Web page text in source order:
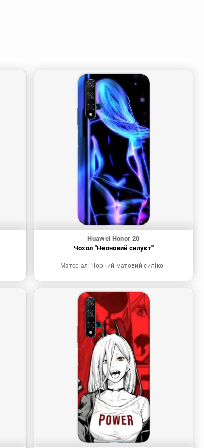
Huawei Honor 20
Чохол "Неоновий силуєт"
Матеріал: Чорний матовий силікон